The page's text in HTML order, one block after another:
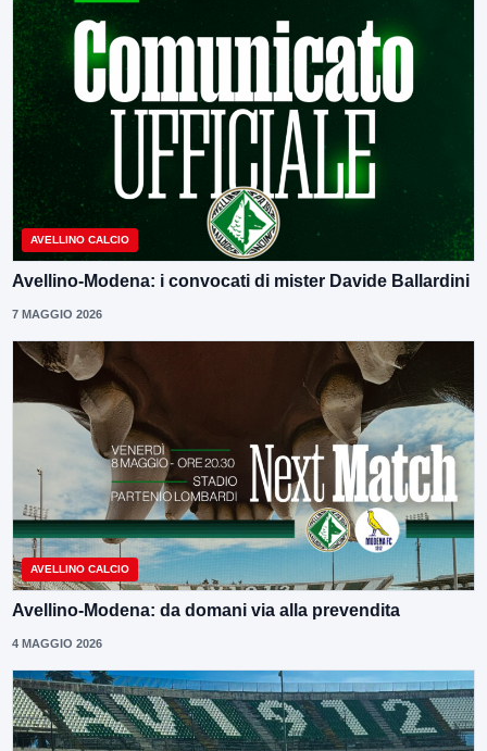
AVELLINO CALCIO
Avellino-Modena: i convocati di mister Davide Ballardini
7 MAGGIO 2026
AVELLINO CALCIO
Avellino-Modena: da domani via alla prevendita
4 MAGGIO 2026